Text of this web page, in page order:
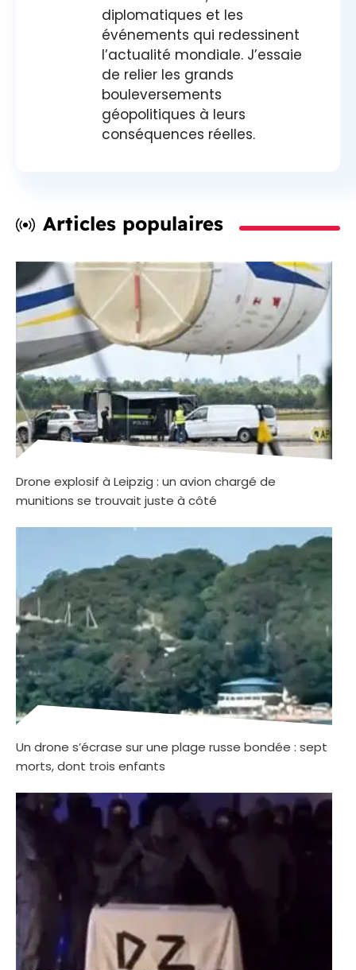
diplomatiques et les
événements qui redessinent
l’actualité mondiale. J’essaie
de relier les grands
bouleversements
géopolitiques à leurs
conséquences réelles.
Articles populaires
Drone explosif à Leipzig : un avion chargé de
munitions se trouvait juste à côté
Un drone s’écrase sur une plage russe bondée : sept
morts, dont trois enfants